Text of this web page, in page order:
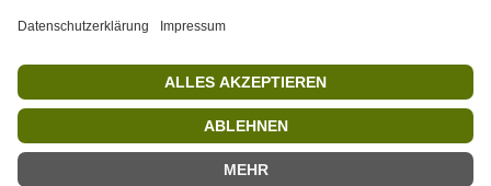
Projekt WORBIS Mitarbeiter*in (w/m/d) in Tierpflege
Geschäftsführung (w/m/d)
Mitarbeiter(w/m/d) Imbiss - Betrieb im Projekt
SCHWARZWALD
Projekt WORBIS Praktikum: Technik (ab Herbst)